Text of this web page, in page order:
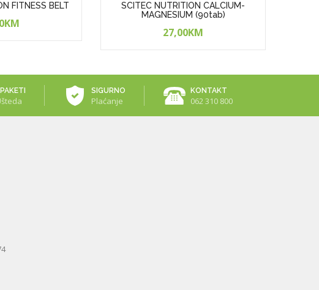
FITNESS BELT
SCITEC NUTRITION CALCIUM-
MAGNESIUM (90tab)
27,00KM
SIGURNO
Plaćanje
KONTAKT
062 310 800